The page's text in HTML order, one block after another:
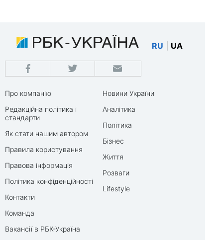
RU UA
Про компанію
Редакційна політика і
стандарти
Як стати нашим автором
Правила користування
Правова інформація
Політика конфіденційності
Контакти
Команда
Вакансії в РБК-Україна
Новини України
Аналітика
Політика
Бізнес
Життя
Розваги
Lifestyle